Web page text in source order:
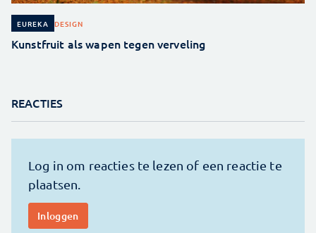
EUREKA DESIGN
Kunstfruit als wapen tegen verveling
REACTIES